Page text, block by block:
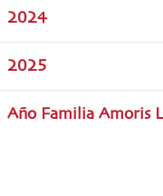
2024
2025
Año Familia Amoris